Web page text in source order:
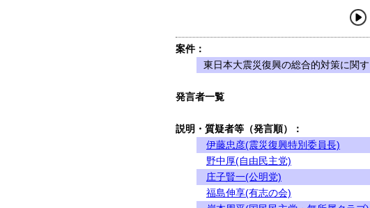
案件：
東日本大震災復興の総合的対策に関
発言者一覧
説明・質疑者等（発言順）：
伊藤忠彦(震災復興特別委員長)
野中厚(自由民主党)
庄子賢一(公明党)
福島伸享(有志の会)